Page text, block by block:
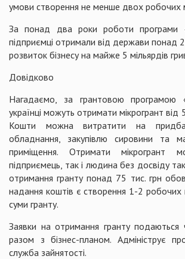
умови створення не менше двох робочих
За понад два роки роботи програми
підприємці отримали від держави понад
розвиток бізнесу на майже 5 мільярдів
Довідково
Нагадаємо, за грантовою програмою
українці можуть отримати мікрогрант від
Кошти можна витратити на
обладнання, закупівлю сировини та
приміщення. Отримати мікрогрант
підприємець, так і людина без досвіду
отримання гранту понад 75 тис. грн
надання коштів є створення 1-2 робочих
суми гранту.
Заявки на отримання гранту подаються
разом з бізнес-планом. Адмініструє
служба зайнятості.